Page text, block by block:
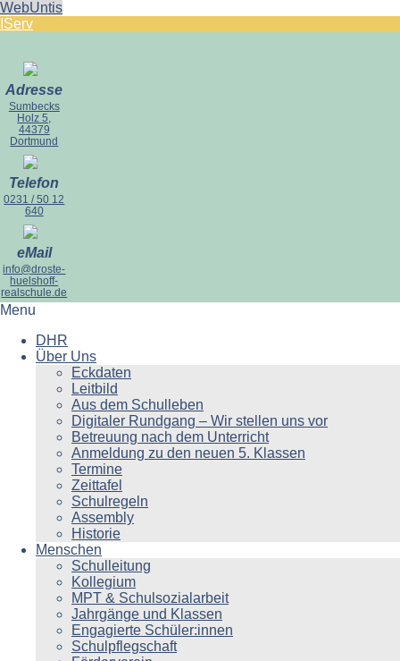
WebUntis
IServ
Adresse
Sumbecks
Holz 5,
44379
Dortmund
Telefon
0231 / 50 12
640
eMail
info@droste-
huelshoff-
realschule.de
Menu
DHR
Über Uns
Eckdaten
Leitbild
Aus dem Schulleben
Digitaler Rundgang – Wir stellen uns vor
Betreuung nach dem Unterricht
Anmeldung zu den neuen 5. Klassen
Termine
Zeittafel
Schulregeln
Assembly
Historie
Menschen
Schulleitung
Kollegium
MPT & Schulsozialarbeit
Jahrgänge und Klassen
Engagierte Schüler:innen
Schulpflegschaft